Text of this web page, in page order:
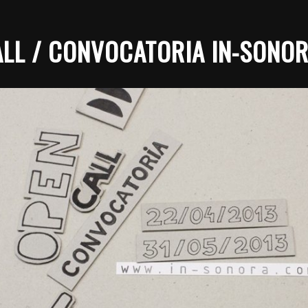
/ CONVOCATORIA IN-